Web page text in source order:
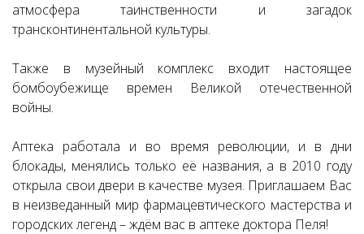
атмосфера таинственности и загадок
трансконтинентальной культуры.
Также в музейный комплекс входит настоящее
бомбоубежище времен Великой отечественной
войны.
Аптека работала и во время революции, и в дни
блокады, менялись только её названия, а в 2010 году
открыла свои двери в качестве музея. Приглашаем Вас
в неизведанный мир фармацевтического мастерства и
городских легенд – ждём вас в аптеке доктора Пеля!